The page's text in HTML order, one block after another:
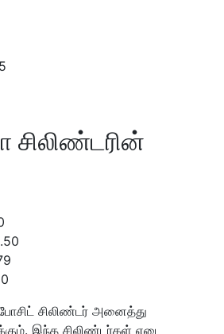
சிலிண்டரின்
சிலிண்டர் அனைத்து
இந்த சிலிண்டர்கள் எடை